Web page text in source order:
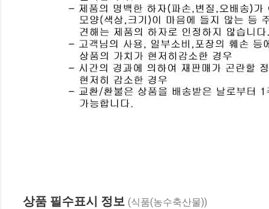
상품 필수표시 정보 (식품(농수축산물))